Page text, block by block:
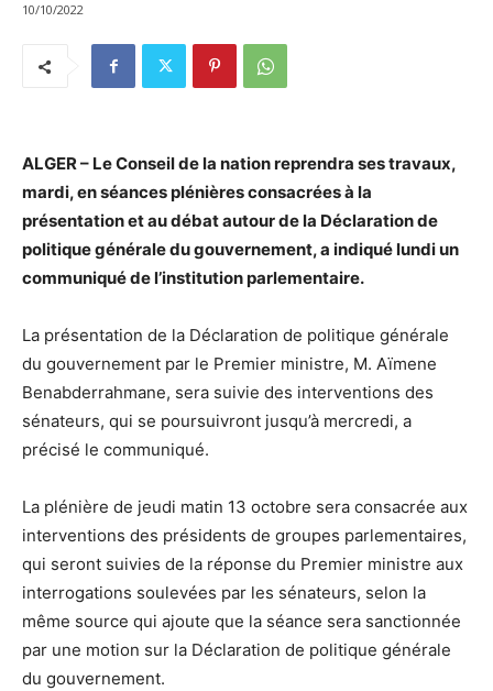
10/10/2022
ALGER – Le Conseil de la nation reprendra ses travaux,
mardi, en séances plénières consacrées à la
présentation et au débat autour de la Déclaration de
politique générale du gouvernement, a indiqué lundi un
communiqué de l’institution parlementaire.
La présentation de la Déclaration de politique générale
du gouvernement par le Premier ministre, M. Aïmene
Benabderrahmane, sera suivie des interventions des
sénateurs, qui se poursuivront jusqu’à mercredi, a
précisé le communiqué.
La plénière de jeudi matin 13 octobre sera consacrée aux
interventions des présidents de groupes parlementaires,
qui seront suivies de la réponse du Premier ministre aux
interrogations soulevées par les sénateurs, selon la
même source qui ajoute que la séance sera sanctionnée
par une motion sur la Déclaration de politique générale
du gouvernement.